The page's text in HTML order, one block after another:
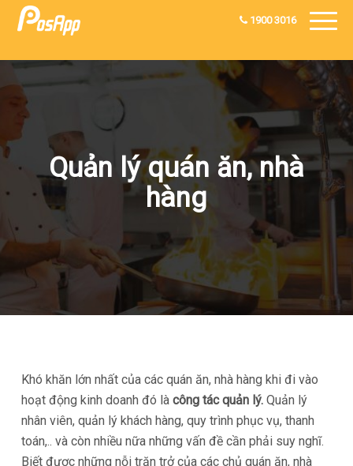
1900 3016
Quản lý quán ăn, nhà
hàng
Khó khăn lớn nhất của các quán ăn, nhà hàng khi đi vào
hoạt động kinh doanh đó là công tác quản lý.Quản lý
nhân viên, quản lý khách hàng, quy trình phục vụ, thanh
toán,.. và còn nhiều nữa những vấn đề cần phải suy nghĩ.
Biết được những nỗi trăn trở của các chủ quán ăn, nhà